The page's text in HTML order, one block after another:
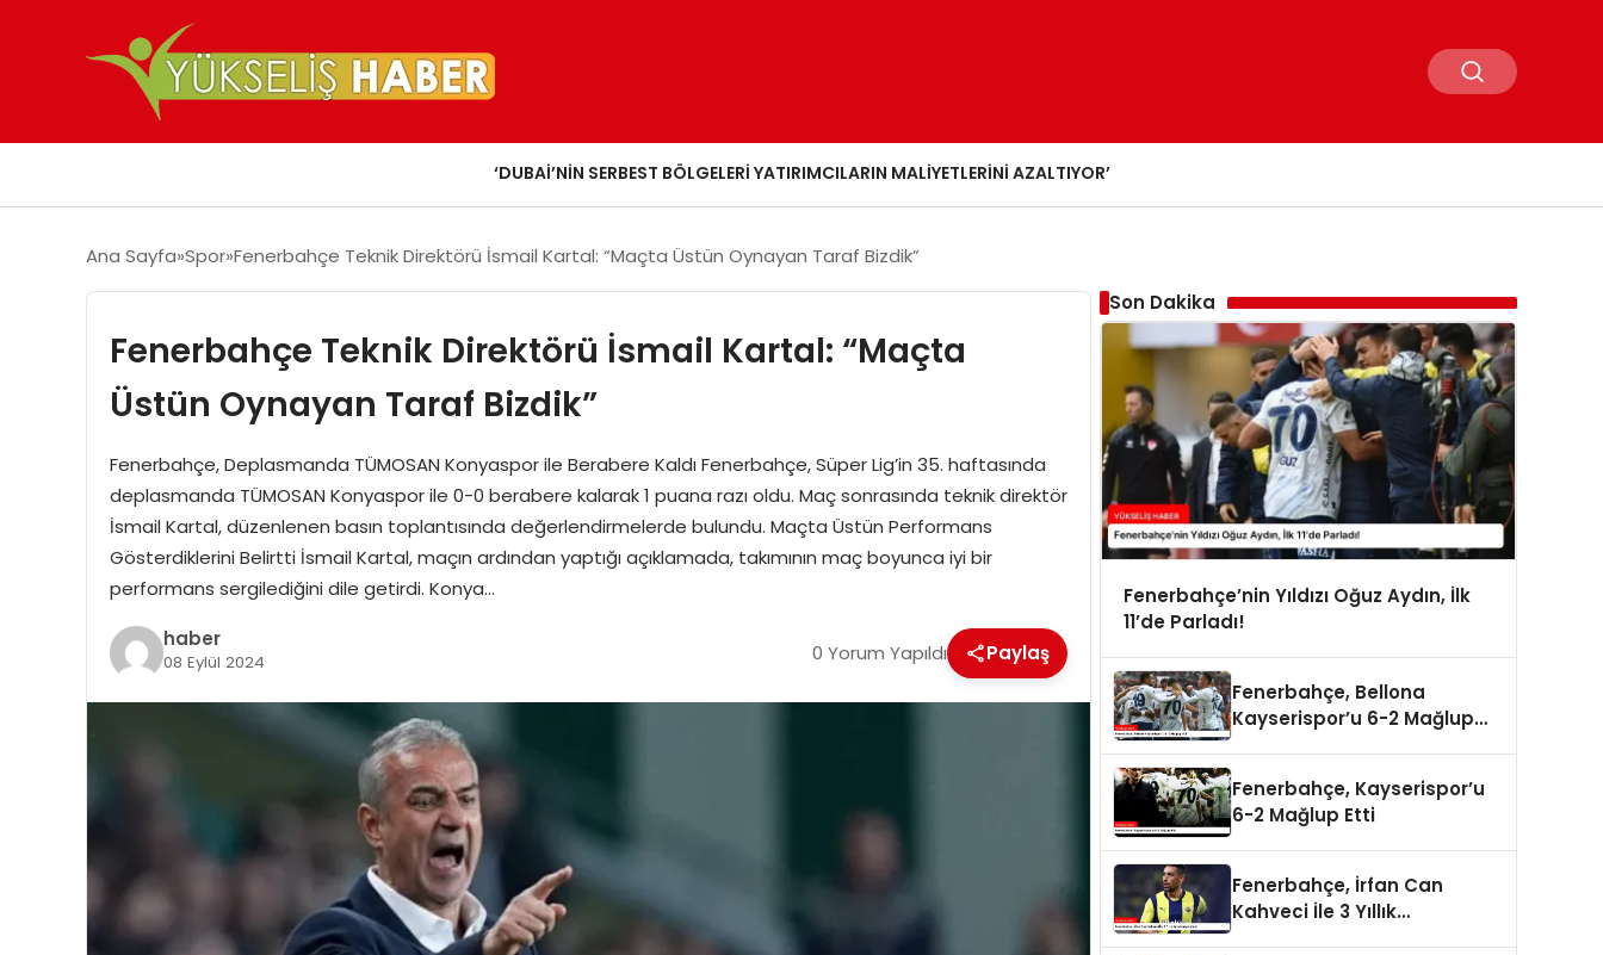
‘DUBAI’NIN SERBEST BÖLGELERI YATIRIMCILARIN MALIYETLERINI AZALTIYOR’
Ana Sayfa Spor Fenerbahçe Teknik Direktörü İsmail Kartal: “Maçta Üstün Oynayan Taraf Bizdik”
Fenerbahçe Teknik Direktörü İsmail Kartal: “Maçta
Üstün Oynayan Taraf Bizdik”
Fenerbahçe, Deplasmanda TÜMOSAN Konyaspor ile Berabere Kaldı Fenerbahçe, Süper Lig’in 35. haftasında
deplasmanda TÜMOSAN Konyaspor ile 0-0 berabere kalarak 1 puana razı oldu. Maç sonrasında teknik direktör
İsmail Kartal, düzenlenen basın toplantısında değerlendirmelerde bulundu. Maçta Üstün Performans
Gösterdiklerini Belirtti İsmail Kartal, maçın ardından yaptığı açıklamada, takımının maç boyunca iyi bir
performans sergilediğini dile getirdi. Konya…
haber
08 Eylül 2024 0 Yorum Yapıldı Paylaş
Son Dakika
Fenerbahçe’nin Yıldızı Oğuz Aydın, İlk
11’de Parladı!
Fenerbahçe, Bellona
Kayserispor’u 6-2 Mağlup
Fenerbahçe, Kayserispor’u
6-2 Mağlup Etti
Fenerbahçe, İrfan Can
Kahveci İle 3 Yıllık